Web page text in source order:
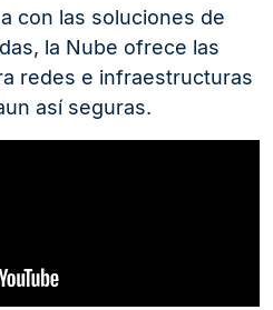
con las soluciones de
la Nube ofrece las
redes e infraestructuras
así seguras.